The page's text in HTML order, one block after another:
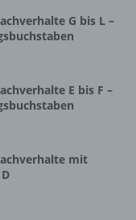
G bis L –
E bis F –
mit
dem Ziel, ihre
Daten, die
Aspekte,